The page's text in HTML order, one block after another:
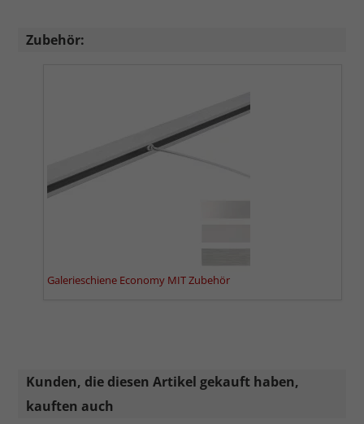
Zubehör:
Galerieschiene Economy MIT Zubehör
Kunden, die diesen Artikel gekauft haben,
kauften auch